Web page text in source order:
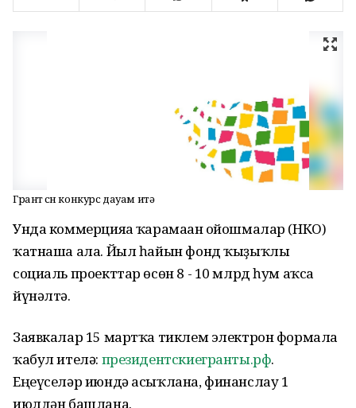
Грант өсөн конкурс дауам итә
Унда коммерцияға ҡарамаған ойошмалар (НКО)
ҡатнаша ала. Йыл һайын фонд ҡыҙыҡлы
социаль проекттар өсөн 8 - 10 млрд һум аҡса
йүнәлтә.
Заявкалар 15 мартҡа тиклем электрон формала
ҡабул ителә: президентскиегранты.рф.
Еңеүселәр июндә асыҡлана, финанслау 1
июлдән башлана.